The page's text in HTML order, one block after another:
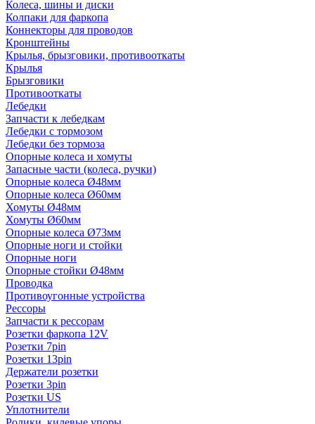
Колеса, шины и диски
Колпаки для фаркопа
Коннекторы для проводов
Кронштейны
Крылья, брызговики, противооткаты
Крылья
Брызговики
Противооткаты
Лебедки
Запчасти к лебедкам
Лебедки с тормозом
Лебедки без тормоза
Опорные колеса и хомуты
Запасные части (колеса, ручки)
Опорные колеса Ø48мм
Опорные колеса Ø60мм
Хомуты Ø48мм
Хомуты Ø60мм
Опорные колеса Ø73мм
Опорные ноги и стойки
Опорные ноги
Опорные стойки Ø48мм
Проводка
Противоугонные устройства
Рессоры
Запчасти к рессорам
Розетки фаркопа 12V
Розетки 7pin
Розетки 13pin
Держатели розетки
Розетки 3pin
Розетки US
Уплотнители